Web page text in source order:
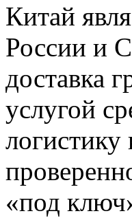
Китай
России и
доставка
услугой
логистику
«под